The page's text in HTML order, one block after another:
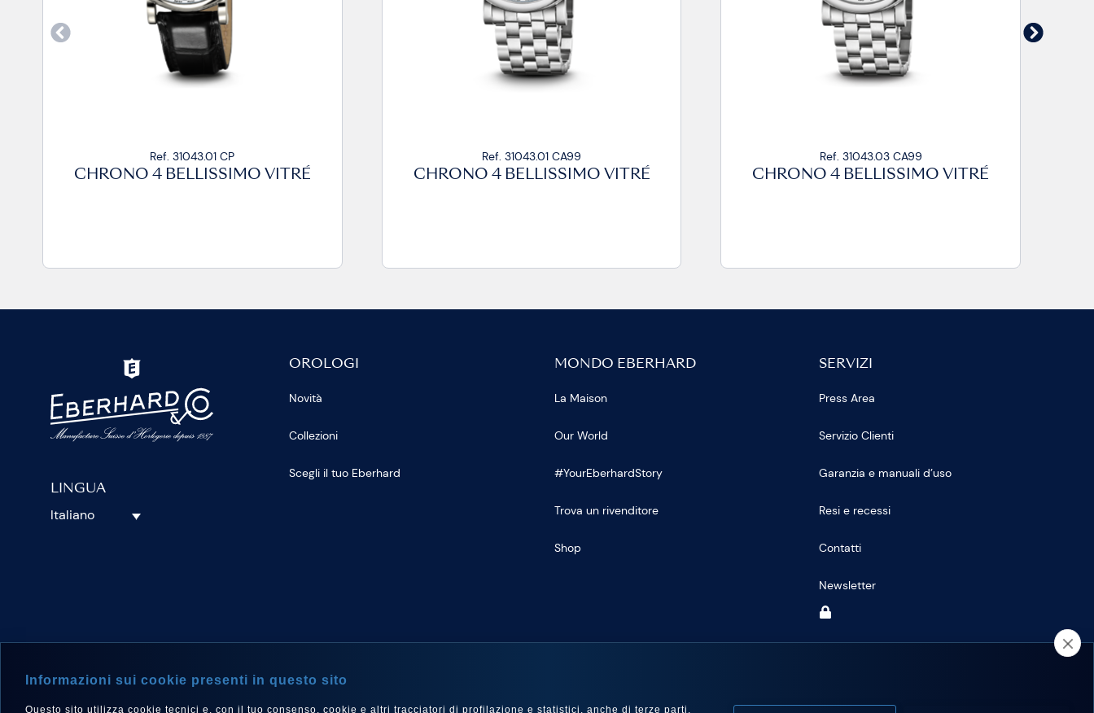
Ref. 31043.01 CA99
CHRONO 4 BELLISSIMO VITRÉ
Ref. 31043.03 CA99
CHRONO 4 BELLISSIMO VITRÉ
Ref. 31043.03 CP
CHRONO 4 BELLISSIMO VITRÉ
LINGUA
Italiano
OROLOGI
Novità
Collezioni
Scegli il tuo Eberhard
MONDO EBERHARD
La Maison
Our World
#YourEberhardStory
Trova un rivenditore
Shop
SERVIZI
Press Area
Servizio Clienti
Garanzia e manuali d’uso
Resi e recessi
Contatti
Newsletter
Informazioni sui cookie presenti in questo sito
Questo sito utilizza cookie tecnici e, con il tuo consenso, cookie e altri tracciatori di profilazione e statistici, anche di terze parti,